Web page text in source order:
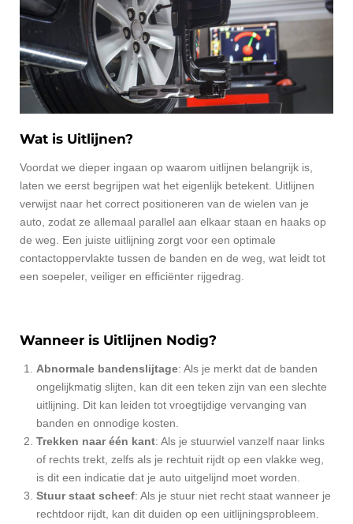
Wat is Uitlijnen?
Voordat we dieper ingaan op waarom uitlijnen belangrijk is,
laten we eerst begrijpen wat het eigenlijk betekent. Uitlijnen
verwijst naar het correct positioneren van de wielen van je
auto, zodat ze allemaal parallel aan elkaar staan en haaks op
de weg. Een juiste uitlijning zorgt voor een optimale
contactoppervlakte tussen de banden en de weg, wat leidt tot
een soepeler, veiliger en efficiënter rijgedrag.
Wanneer is Uitlijnen Nodig?
Abnormale bandenslijtage: Als je merkt dat de banden
ongelijkmatig slijten, kan dit een teken zijn van een slechte
uitlijning. Dit kan leiden tot vroegtijdige vervanging van
banden en onnodige kosten.
Trekken naar één kant: Als je stuurwiel vanzelf naar links
of rechts trekt, zelfs als je rechtuit rijdt op een vlakke weg,
is dit een indicatie dat je auto uitgelijnd moet worden.
Stuur staat scheef: Als je stuur niet recht staat wanneer je
rechtdoor rijdt, kan dit duiden op een uitlijningsprobleem.